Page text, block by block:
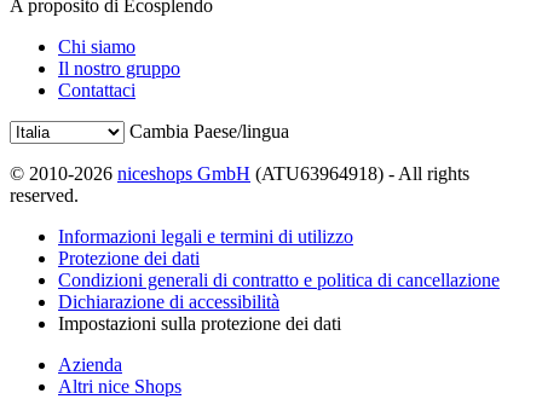
A proposito di Ecosplendo
Chi siamo
Il nostro gruppo
Contattaci
Cambia Paese/lingua
© 2010-2026 niceshops GmbH (ATU63964918) - All rights
reserved.
Informazioni legali e termini di utilizzo
Protezione dei dati
Condizioni generali di contratto e politica di cancellazione
Dichiarazione di accessibilità
Impostazioni sulla protezione dei dati
Azienda
Altri nice Shops